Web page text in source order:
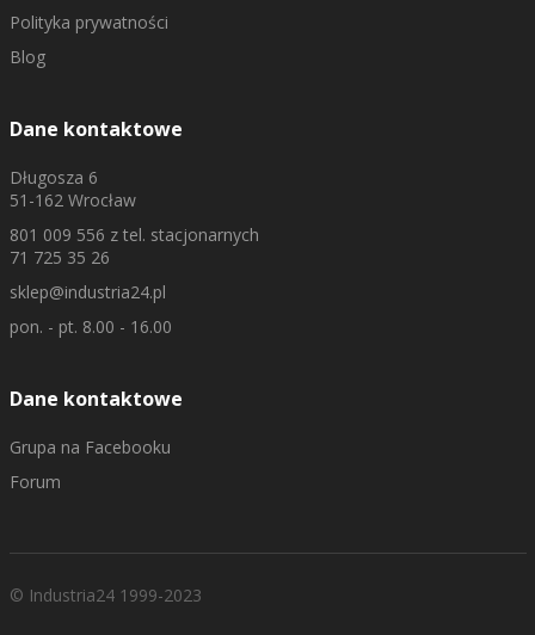
Polityka prywatności
Blog
Dane kontaktowe
Długosza 6
51-162 Wrocław
801 009 556 z tel. stacjonarnych
71 725 35 26
sklep@industria24.pl
pon. - pt. 8.00 - 16.00
Dane kontaktowe
Grupa na Facebooku
Forum
© Industria24 1999-2023